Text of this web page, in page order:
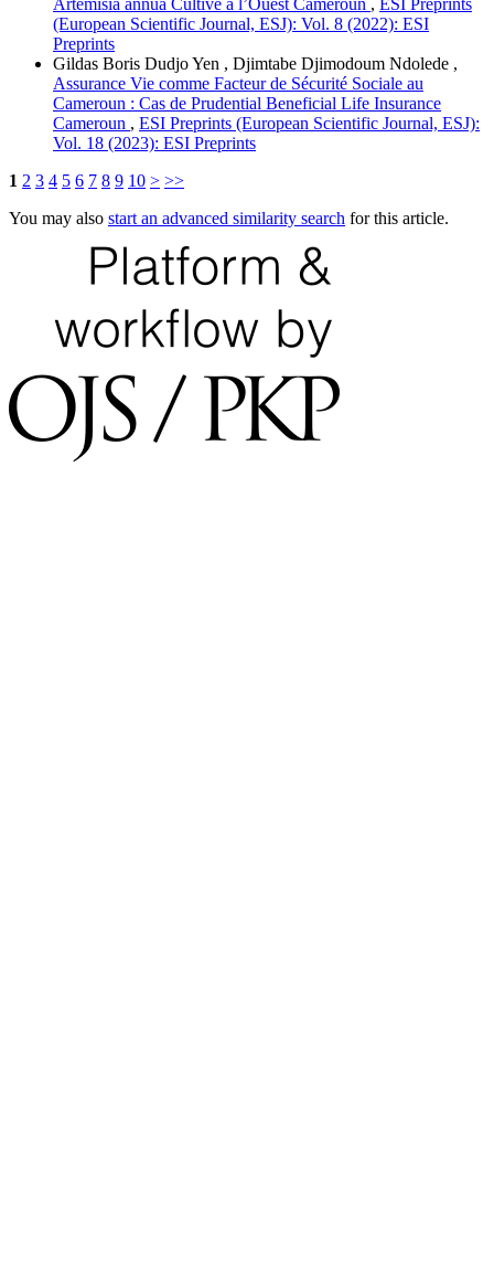
Artémisia annua Cultivé à l’Ouest Cameroun , ESI Preprints
(European Scientific Journal, ESJ): Vol. 8 (2022): ESI
Preprints
Gildas Boris Dudjo Yen , Djimtabe Djimodoum Ndolede ,
Assurance Vie comme Facteur de Sécurité Sociale au
Cameroun : Cas de Prudential Beneficial Life Insurance
Cameroun , ESI Preprints (European Scientific Journal, ESJ):
Vol. 18 (2023): ESI Preprints
1 2 3 4 5 6 7 8 9 10 > >>
You may also start an advanced similarity search for this article.